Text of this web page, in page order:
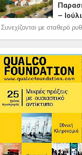
–
Συνεχίζονται με σταθερό